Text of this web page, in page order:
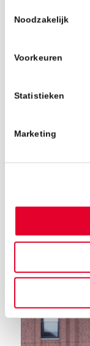
Noodzakelijk
Voorkeuren
Statistieken
Marketing
Terug naar